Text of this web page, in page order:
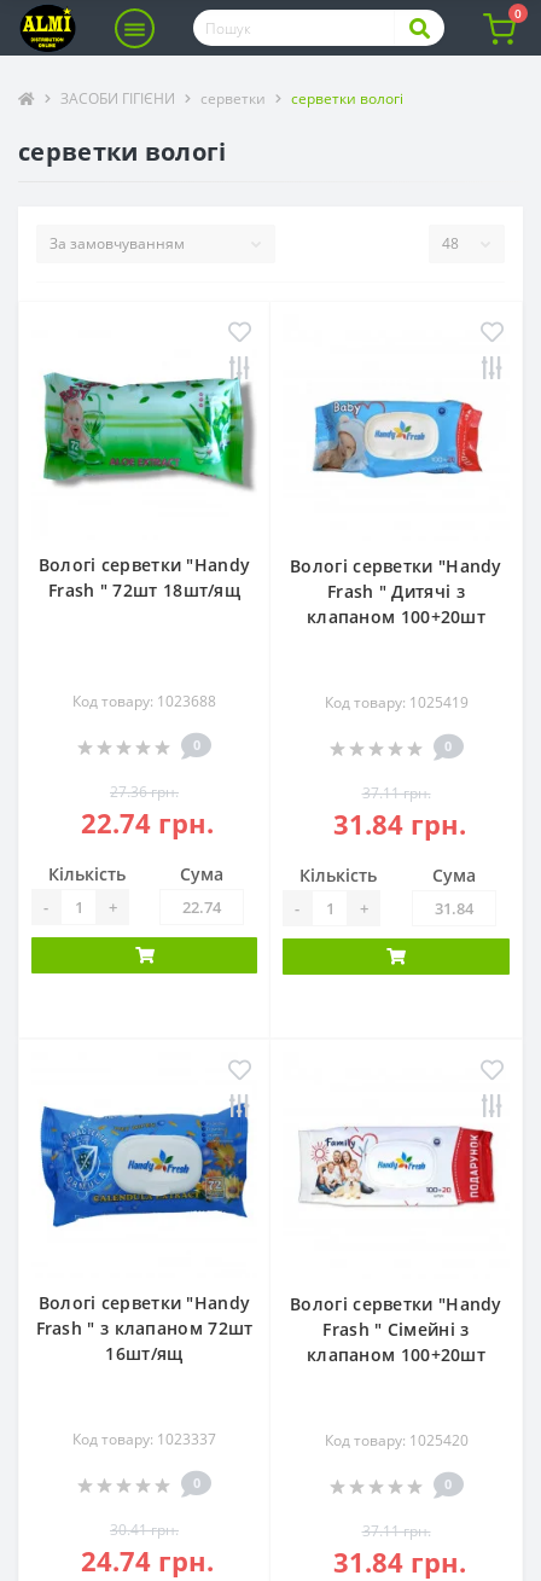
0
ЗАСОБИ ГІГІЄНИ серветки серветки вологі
серветки вологі
Вологі серветки "Handy
Frash " 72шт 18шт/ящ
Код товару: 1023688
0
27.36 грн.
22.74 грн.
Кількість
- +
Сума
Вологі серветки "Handy
Frash " Дитячі з
клапаном 100+20шт
Код товару: 1025419
0
37.11 грн.
31.84 грн.
Кількість
- +
Сума
Вологі серветки "Handy
Frash " з клапаном 72шт
16шт/ящ
Код товару: 1023337
0
30.41 грн.
24.74 грн.
Вологі серветки "Handy
Frash " Сімейні з
клапаном 100+20шт
Код товару: 1025420
0
37.11 грн.
31.84 грн.